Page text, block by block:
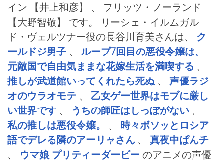
イン
【井上和彦】 、 フリッツ・ノーランド
【大野智敬】 です。 リーシェ・イルムガル
ド・ヴェルツナー役の長谷川育美さんは、 ク
ールドジ男子 、 ループ7回目の悪役令嬢は、
元敵国で自由気ままな花嫁生活を満喫する 、
推しが武道館いってくれたら死ぬ 、 声優ラジ
オのウラオモテ 、 乙女ゲー世界はモブに厳し
い世界です 、 うちの師匠はしっぽがない 、
私の推しは悪役令嬢。
、 時々ボソッとロシア
語でデレる隣のアーリャさん 、 真夜中ぱんチ
、 ウマ娘 プリティーダービー のアニメの声優